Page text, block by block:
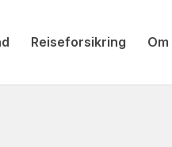
Reiseforsikring